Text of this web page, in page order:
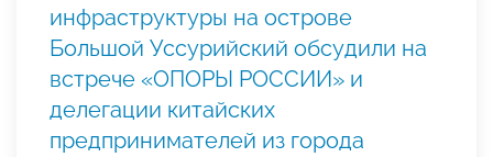
инфраструктуры на острове
Большой Уссурийский обсудили на
встрече «ОПОРЫ РОССИИ» и
делегации китайских
предпринимателей из города